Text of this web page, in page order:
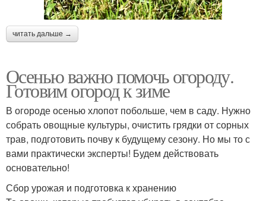
читать дальше →
Осенью важно помочь огороду.
Готовим огород к зиме
В огороде осенью хлопот побольше, чем в саду. Нужно
собрать овощные культуры, очистить грядки от сорных
трав, подготовить почву к будущему сезону. Но мы то с
вами практически эксперты! Будем действовать
основательно!
Сбор урожая и подготовка к хранению